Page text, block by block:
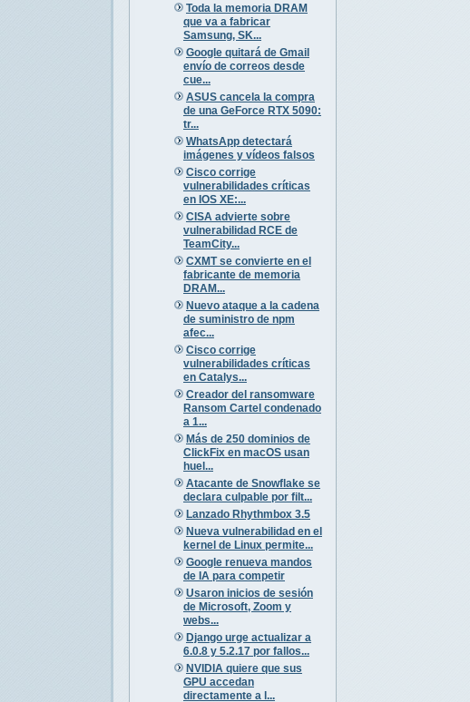
Toda la memoria DRAM
que va a fabricar
Samsung, SK...
Google quitará de Gmail
envío de correos desde
cue...
ASUS cancela la compra
de una GeForce RTX 5090:
tr...
WhatsApp detectará
imágenes y vídeos falsos
Cisco corrige
vulnerabilidades críticas
en IOS XE:...
CISA advierte sobre
vulnerabilidad RCE de
TeamCity...
CXMT se convierte en el
fabricante de memoria
DRAM...
Nuevo ataque a la cadena
de suministro de npm
afec...
Cisco corrige
vulnerabilidades críticas
en Catalys...
Creador del ransomware
Ransom Cartel condenado
a 1...
Más de 250 dominios de
ClickFix en macOS usan
huel...
Atacante de Snowflake se
declara culpable por filt...
Lanzado Rhythmbox 3.5
Nueva vulnerabilidad en el
kernel de Linux permite...
Google renueva mandos
de IA para competir
Usaron inicios de sesión
de Microsoft, Zoom y
webs...
Django urge actualizar a
6.0.8 y 5.2.17 por fallos...
NVIDIA quiere que sus
GPU accedan
directamente a l...